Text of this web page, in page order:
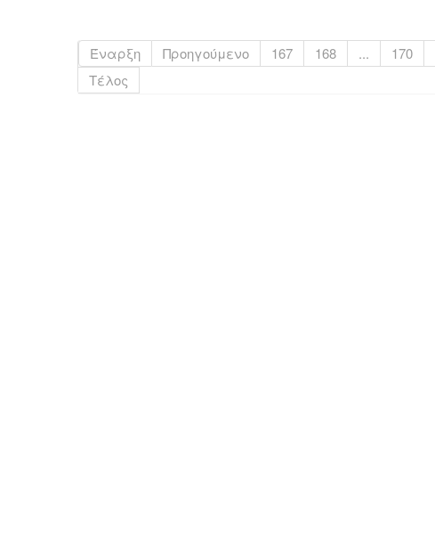
Έναρξη Προηγούμενο 167 168 ... 170
Τέλος